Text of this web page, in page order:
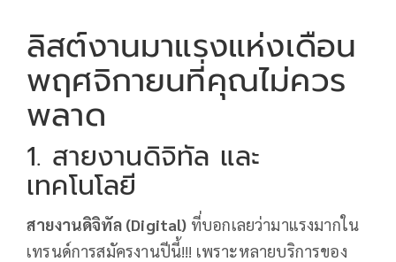
ลิสต์งานมาแรงแห่งเดือน
พฤศจิกายนที่คุณไม่ควร
พลาด
1. สายงานดิจิทัล และ
เทคโนโลยี
สายงานดิจิทัล (Digital) ที่บอกเลยว่ามาแรงมากใน
เทรนด์การสมัครงานปีนี้!!! เพราะหลายบริการของ